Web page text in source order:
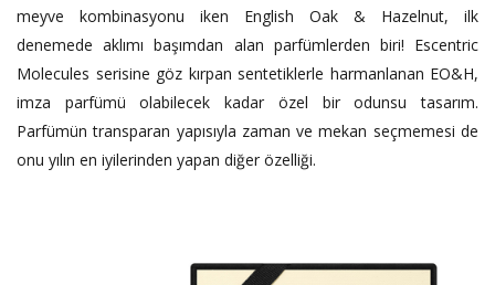
meyve kombinasyonu iken English Oak & Hazelnut, ilk
denemede aklımı başımdan alan parfümlerden biri! Escentric
Molecules serisine göz kırpan sentetiklerle harmanlanan EO&H,
imza parfümü olabilecek kadar özel bir odunsu tasarım.
Parfümün transparan yapısıyla zaman ve mekan seçmemesi de
onu yılın en iyilerinden yapan diğer özelliği.